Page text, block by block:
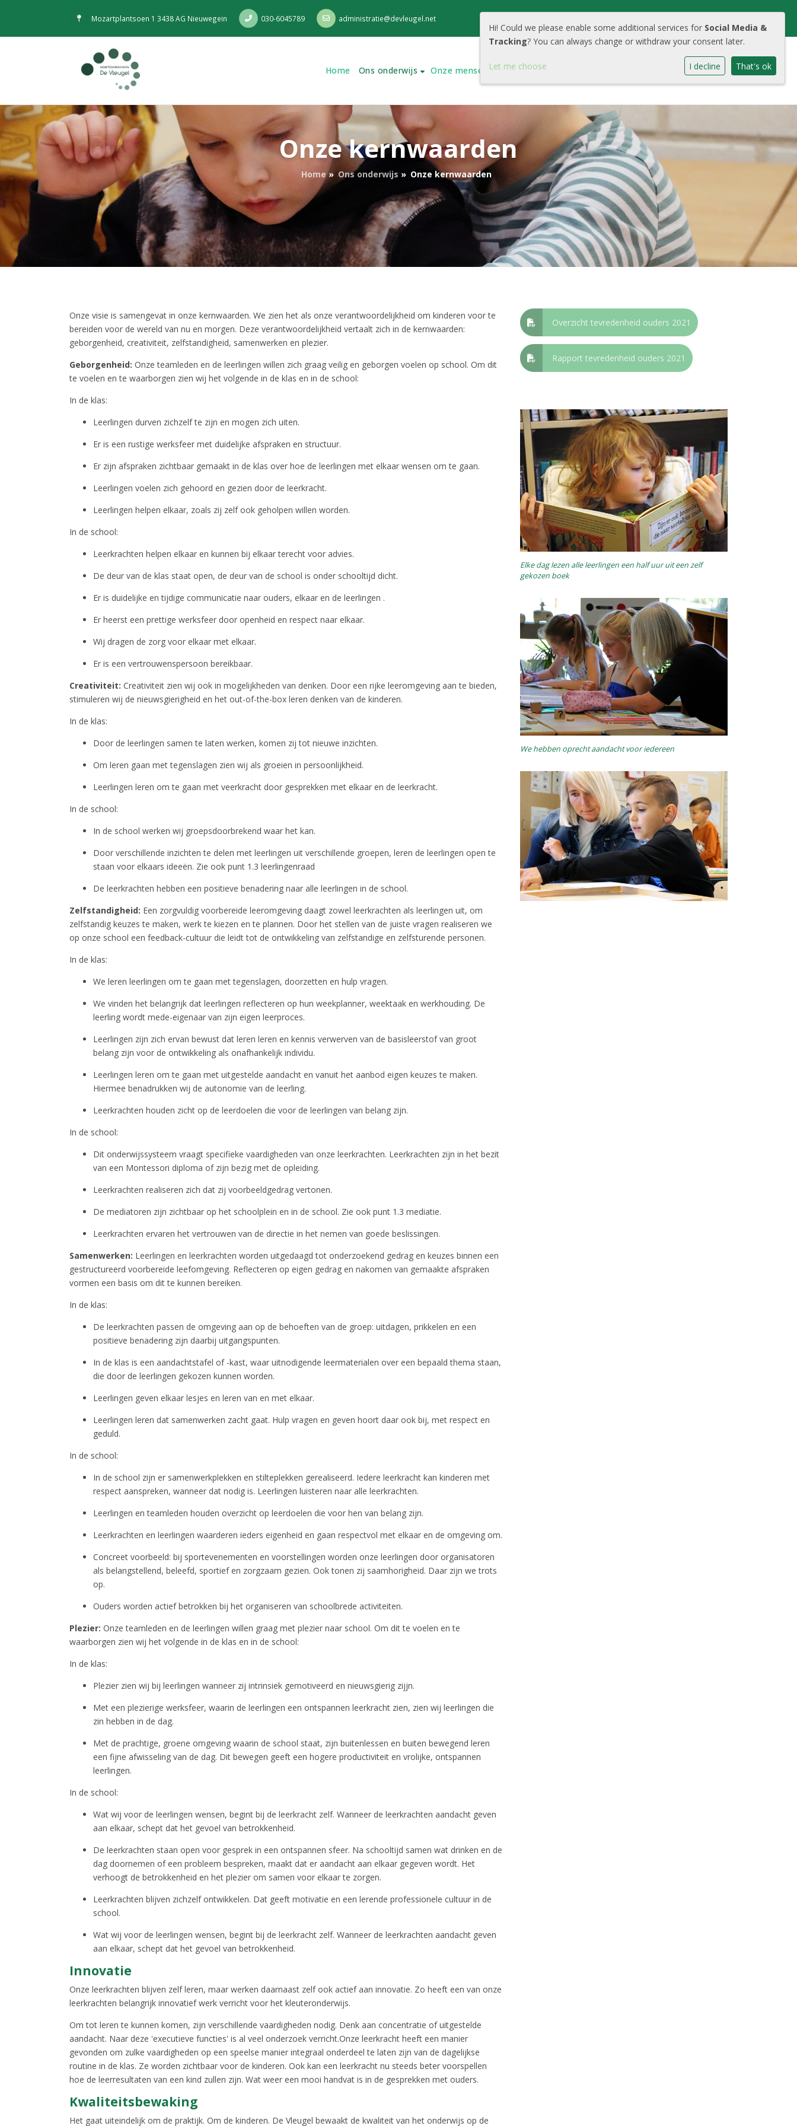
Mozartplantsoen 1 3438 AG Nieuwegein 030-6045789 administratie@devleugel.net
Home Ons onderwijs Onze mensen Onze school Cool Portaal
Onze kernwaarden
Home» Ons onderwijs » Onze kernwaarden
Onze visie is samengevat in onze kernwaarden. We zien het als onze verantwoordelijkheid om kinderen voor te
bereiden voor de wereld van nu en morgen. Deze verantwoordelijkheid vertaalt zich in de kernwaarden:
geborgenheid, creativiteit, zelfstandigheid, samenwerken en plezier.
Geborgenheid: Onze teamleden en de leerlingen willen zich graag veilig en geborgen voelen op school. Om dit
te voelen en te waarborgen zien wij het volgende in de klas en in de school:
In de klas:
Leerlingen durven zichzelf te zijn en mogen zich uiten.
Er is een rustige werksfeer met duidelijke afspraken en structuur.
Er zijn afspraken zichtbaar gemaakt in de klas over hoe de leerlingen met elkaar wensen om te gaan.
Leerlingen voelen zich gehoord en gezien door de leerkracht.
Leerlingen helpen elkaar, zoals zij zelf ook geholpen willen worden.
In de school:
Leerkrachten helpen elkaar en kunnen bij elkaar terecht voor advies.
De deur van de klas staat open, de deur van de school is onder schooltijd dicht.
Er is duidelijke en tijdige communicatie naar ouders, elkaar en de leerlingen .
Er heerst een prettige werksfeer door openheid en respect naar elkaar.
Wij dragen de zorg voor elkaar met elkaar.
Er is een vertrouwenspersoon bereikbaar.
Creativiteit: Creativiteit zien wij ook in mogelijkheden van denken. Door een rijke leeromgeving aan te bieden,
stimuleren wij de nieuwsgierigheid en het out-of-the-box leren denken van de kinderen.
In de klas:
Door de leerlingen samen te laten werken, komen zij tot nieuwe inzichten.
Om leren gaan met tegenslagen zien wij als groeien in persoonlijkheid.
Leerlingen leren om te gaan met veerkracht door gesprekken met elkaar en de leerkracht.
In de school:
In de school werken wij groepsdoorbrekend waar het kan.
Door verschillende inzichten te delen met leerlingen uit verschillende groepen, leren de leerlingen open te
staan voor elkaars ideeën. Zie ook punt 1.3 leerlingenraad
De leerkrachten hebben een positieve benadering naar alle leerlingen in de school.
Zelfstandigheid: Een zorgvuldig voorbereide leeromgeving daagt zowel leerkrachten als leerlingen uit, om
zelfstandig keuzes te maken, werk te kiezen en te plannen. Door het stellen van de juiste vragen realiseren we
op onze school een feedback-cultuur die leidt tot de ontwikkeling van zelfstandige en zelfsturende personen.
In de klas:
We leren leerlingen om te gaan met tegenslagen, doorzetten en hulp vragen.
We vinden het belangrijk dat leerlingen reflecteren op hun weekplanner, weektaak en werkhouding. De
leerling wordt mede-eigenaar van zijn eigen leerproces.
Leerlingen zijn zich ervan bewust dat leren leren en kennis verwerven van de basisleerstof van groot
belang zijn voor de ontwikkeling als onafhankelijk individu.
Leerlingen leren om te gaan met uitgestelde aandacht en vanuit het aanbod eigen keuzes te maken.
Hiermee benadrukken wij de autonomie van de leerling.
Leerkrachten houden zicht op de leerdoelen die voor de leerlingen van belang zijn.
In de school:
Dit onderwijssysteem vraagt specifieke vaardigheden van onze leerkrachten. Leerkrachten zijn in het bezit
van een Montessori diploma of zijn bezig met de opleiding.
Leerkrachten realiseren zich dat zij voorbeeldgedrag vertonen.
De mediatoren zijn zichtbaar op het schoolplein en in de school. Zie ook punt 1.3 mediatie.
Leerkrachten ervaren het vertrouwen van de directie in het nemen van goede beslissingen.
Samenwerken: Leerlingen en leerkrachten worden uitgedaagd tot onderzoekend gedrag en keuzes binnen een
gestructureerd voorbereide leefomgeving. Reflecteren op eigen gedrag en nakomen van gemaakte afspraken
vormen een basis om dit te kunnen bereiken.
In de klas:
De leerkrachten passen de omgeving aan op de behoeften van de groep: uitdagen, prikkelen en een
positieve benadering zijn daarbij uitgangspunten.
In de klas is een aandachtstafel of -kast, waar uitnodigende leermaterialen over een bepaald thema staan,
die door de leerlingen gekozen kunnen worden.
Leerlingen geven elkaar lesjes en leren van en met elkaar.
Leerlingen leren dat samenwerken zacht gaat. Hulp vragen en geven hoort daar ook bij, met respect en
geduld.
In de school:
In de school zijn er samenwerkplekken en stilteplekken gerealiseerd. Iedere leerkracht kan kinderen met
respect aanspreken, wanneer dat nodig is. Leerlingen luisteren naar alle leerkrachten.
Leerlingen en teamleden houden overzicht op leerdoelen die voor hen van belang zijn.
Leerkrachten en leerlingen waarderen ieders eigenheid en gaan respectvol met elkaar en de omgeving om.
Concreet voorbeeld: bij sportevenementen en voorstellingen worden onze leerlingen door organisatoren
als belangstellend, beleefd, sportief en zorgzaam gezien. Ook tonen zij saamhorigheid. Daar zijn we trots
op.
Ouders worden actief betrokken bij het organiseren van schoolbrede activiteiten.
Plezier: Onze teamleden en de leerlingen willen graag met plezier naar school. Om dit te voelen en te
waarborgen zien wij het volgende in de klas en in de school:
In de klas:
Plezier zien wij bij leerlingen wanneer zij intrinsiek gemotiveerd en nieuwsgierig zijjn.
Met een plezierige werksfeer, waarin de leerlingen een ontspannen leerkracht zien, zien wij leerlingen die
zin hebben in de dag.
Met de prachtige, groene omgeving waarin de school staat, zijn buitenlessen en buiten bewegend leren
een fijne afwisseling van de dag. Dit bewegen geeft een hogere productiviteit en vrolijke, ontspannen
leerlingen.
In de school:
Wat wij voor de leerlingen wensen, begint bij de leerkracht zelf. Wanneer de leerkrachten aandacht geven
aan elkaar, schept dat het gevoel van betrokkenheid.
De leerkrachten staan open voor gesprek in een ontspannen sfeer. Na schooltijd samen wat drinken en de
dag doornemen of een probleem bespreken, maakt dat er aandacht aan elkaar gegeven wordt. Het
verhoogt de betrokkenheid en het plezier om samen voor elkaar te zorgen.
Leerkrachten blijven zichzelf ontwikkelen. Dat geeft motivatie en een lerende professionele cultuur in de
school.
Wat wij voor de leerlingen wensen, begint bij de leerkracht zelf. Wanneer de leerkrachten aandacht geven
aan elkaar, schept dat het gevoel van betrokkenheid.
Innovatie
Onze leerkrachten blijven zelf leren, maar werken daarnaast zelf ook actief aan innovatie. Zo heeft een van onze
leerkrachten belangrijk innovatief werk verricht voor het kleuteronderwijs.
Om tot leren te kunnen komen, zijn verschillende vaardigheden nodig. Denk aan concentratie of uitgestelde
aandacht. Naar deze 'executieve functies' is al veel onderzoek verricht.Onze leerkracht heeft een manier
gevonden om zulke vaardigheden op een speelse manier integraal onderdeel te laten zijn van de dagelijkse
routine in de klas. Ze worden zichtbaar voor de kinderen. Ook kan een leerkracht nu steeds beter voorspellen
hoe de leerresultaten van een kind zullen zijn. Wat weer een mooi handvat is in de gesprekken met ouders.
Kwaliteitsbewaking
Het gaat uiteindelijk om de praktijk. Om de kinderen. De Vleugel bewaakt de kwaliteit van het onderwijs op de
Overzicht tevredenheid ouders 2021
Rapport tevredenheid ouders 2021
Elke dag lezen alle leerlingen een half uur uit een zelf
gekozen boek
We hebben oprecht aandacht voor iedereen
Hi! Could we please enable some additional services for Social Media &
Tracking? You can always change or withdraw your consent later.
Let me choose I decline That's ok